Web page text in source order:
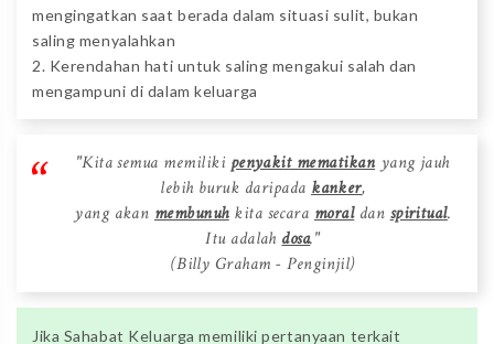
mengingatkan saat berada dalam situasi sulit, bukan
saling menyalahkan
2. Kerendahan hati untuk saling mengakui salah dan
mengampuni di dalam keluarga
"Kita semua memiliki penyakit mematikanyang jauh
lebih buruk daripada kanker,
yang akan membunuhkita secara moraldan spiritual.
Itu adalah dosa."
(Billy Graham - Penginjil)
Jika Sahabat Keluarga memiliki pertanyaan terkait